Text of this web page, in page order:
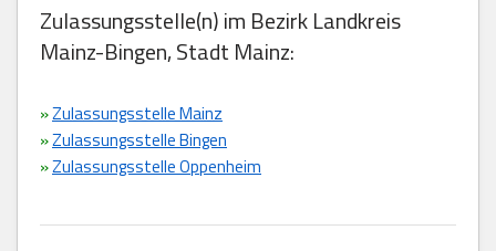
Zulassungsstelle(n) im Bezirk Landkreis
Mainz-Bingen, Stadt Mainz:
»Zulassungsstelle Mainz
»Zulassungsstelle Bingen
»Zulassungsstelle Oppenheim